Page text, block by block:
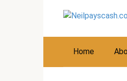
Home